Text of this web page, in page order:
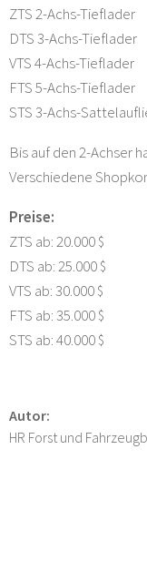
ZTS 2-Achs-Tieflader
DTS 3-Achs-Tieflader
VTS 4-Achs-Tieflader
FTS 5-Achs-Tieflader
STS 3-Achs-
Bis auf den 2-Achser
Verschiedene
Preise:
ZTS ab: 20.000 $
DTS ab: 25.000 $
VTS ab: 30.000 $
FTS ab: 35.000 $
STS ab: 40.000 $
Autor:
HR Forst und